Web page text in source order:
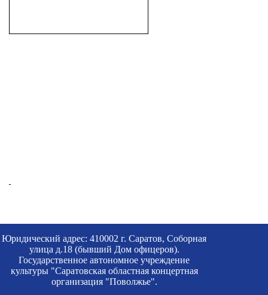
Юридический адрес: 410002 г. Саратов, Соборная
улица д.18 (бывший Дом офицеров).
Государственное автономное учреждение
культуры "Саратовская областная концертная
организация "Поволжье".